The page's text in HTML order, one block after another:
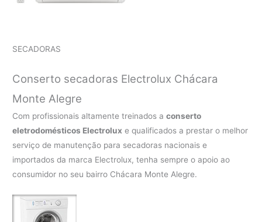
SECADORAS
Conserto secadoras Electrolux Chácara
Monte Alegre
Com profissionais altamente treinados aconserto
eletrodomésticos Electrolux e qualificados a prestar o melhor
serviço de manutenção para secadoras nacionais e
importados da marca Electrolux, tenha sempre o apoio ao
consumidor no seu bairro Chácara Monte Alegre.